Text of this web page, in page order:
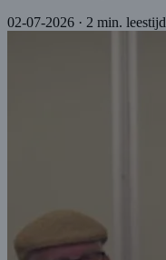
02-07-2026 · 2 min. leestijd